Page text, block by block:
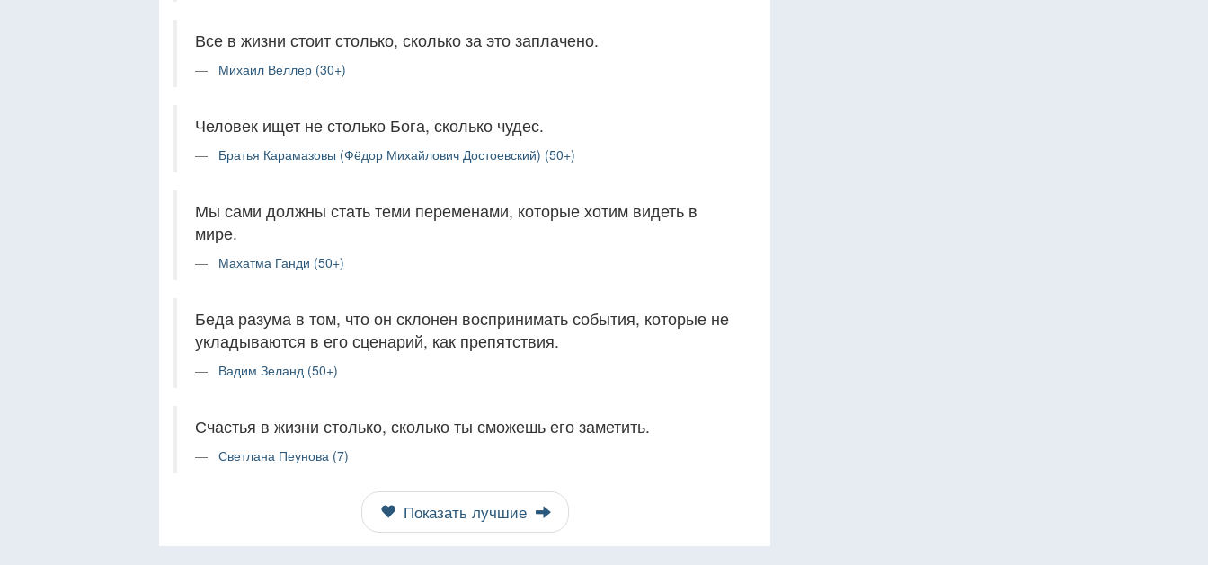
Все в жизни стоит столько, сколько за это заплачено.
Михаил Веллер (30+)
Человек ищет не столько Бога, сколько чудес.
Братья Карамазовы (Фёдор Михайлович Достоевский) (50+)
Мы сами должны стать теми переменами, которые хотим видеть в
мире.
Махатма Ганди (50+)
Беда разума в том, что он склонен воспринимать события, которые не
укладываются в его сценарий, как препятствия.
Вадим Зеланд (50+)
Счастья в жизни столько, сколько ты сможешь его заметить.
Светлана Пеунова (7)
Показать лучшие